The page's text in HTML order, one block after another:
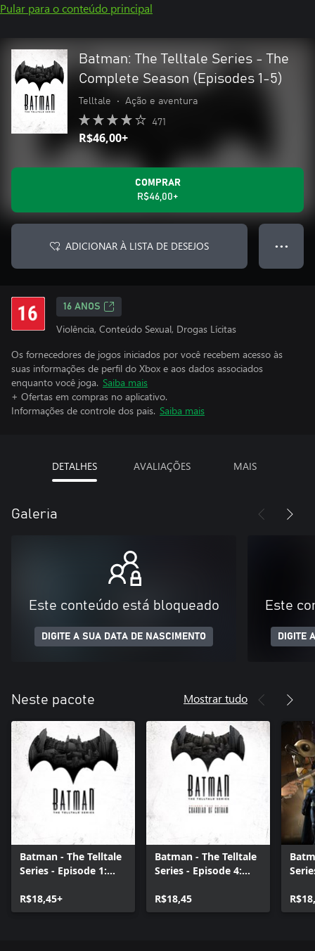
Pular para o conteúdo principal
Batman: The Telltale Series - The
Complete Season (Episodes 1-5)
Telltale • Ação e aventura
471
R$46,00+
COMPRAR
R$46,00+
ADICIONAR À LISTA DE DESEJOS ● ● ●
16 ANOS
Violência, Conteúdo Sexual, Drogas Lícitas
Os fornecedores de jogos iniciados por você recebem acesso às
suas informações de perfil do Xbox e aos dados associados
enquanto você joga. Saiba mais
+ Ofertas em compras no aplicativo.
Informações de controle dos pais. Saiba mais
DETALHES AVALIAÇÕES MAIS
Galeria
Este conteúdo está bloqueado
DIGITE A SUA DATA DE NASCIMENTO
Este
DIGITE
Neste pacote Mostrar tudo
Batman - The Telltale
Series - Episode 1:
R$18,45+
Batman - The Telltale
Series - Episode 4:
R$18,45